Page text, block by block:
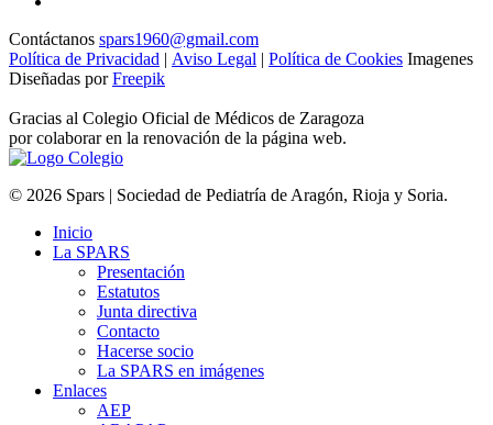
Contáctanos spars1960@gmail.com
Política de Privacidad | Aviso Legal | Política de Cookies Imagenes
Diseñadas porFreepik
Gracias al Colegio Oficial de Médicos de Zaragoza
por colaborar en la renovación de la página web.
© 2026 Spars | Sociedad de Pediatría de Aragón, Rioja y Soria.
Inicio
La SPARS
Presentación
Estatutos
Junta directiva
Contacto
Hacerse socio
La SPARS en imágenes
Enlaces
AEP